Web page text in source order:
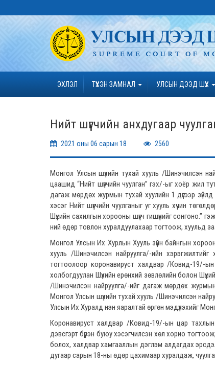
ЭХЛЭЛ ТҮҮХЭН ЗАМНАЛ УЛСЫН ДЭЭД ШҮҮХ
Нийт шүүгчийн анхдугаар
2021 оны 06 сарын 18 2560
Монгол Улсын шүүхийн тухай хууль /Шинэчилсэн
цаашид “Нийт шүүгчийн чуулган” гэх/-ыг хоёр жил
дагаж мөрдөх журмын тухай хуулийн 1 дүгээр
хэсэг Нийт шүүгчийн чуулганыг уг хууль хүчин
Шүүхийн сахилгын хорооны шүүгч гишүүнийг
ний өдөр товлон хуралдуулахаар тогтоож, хуульд
Монгол Улсын Их Хурлын Хууль зүйн байнгын
хууль /Шинэчилсэн найруулга/-ийн
тогтоолоор коронавируст халдвар /Ковид-19/-
холбогдуулан Шүүхийн ерөнхий зөвлөлийн болон
/Шинэчилсэн найруулга/-ийг дагаж мөрдөх
Монгол Улсын шүүхийн тухай хууль /Шинэчилсэн
Улсын Их Хуралд нэн яаралтай өргөн мэдүүлэхийг
Коронавируст халдвар /Ковид-19/-ын цар
дэвсгэрт бүрэн буюу хэсэгчилсэн хөл хорио
болох, халдвар хамгааллын дэглэм алдагдах
дугаар сарын 18-ны өдөр цахимаар хуралдаж,